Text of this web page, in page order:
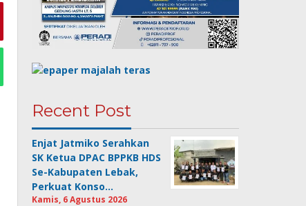
Recent Post
Enjat Jatmiko Serahkan
SK Ketua DPAC BPPKB HDS
Se-Kabupaten Lebak,
Perkuat Konso…
Kamis, 6 Agustus 2026